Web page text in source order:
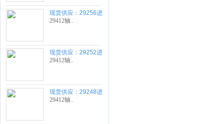
现货供应：29256进
口轴承
29412轴..
现货供应：29252进
口轴承
29412轴..
现货供应：29248进
口轴承
29412轴..